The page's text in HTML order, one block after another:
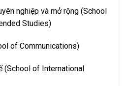
nghiệp và mở rộng (School
Studies)
of Communications)
(School of International